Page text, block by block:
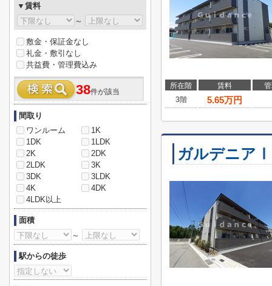
所在階 賃料
3階
5.65万円
ガルデニアⅠ
▼賃料
～
敷金・保証金なし
礼金・敷引なし
共益費・管理費込み
38件が該当
間取り
ワンルーム
1K
1DK
1LDK
2K
2DK
2LDK
3K
3DK
3LDK
4K
4DK
4LDK以上
面積
～
駅からの徒歩